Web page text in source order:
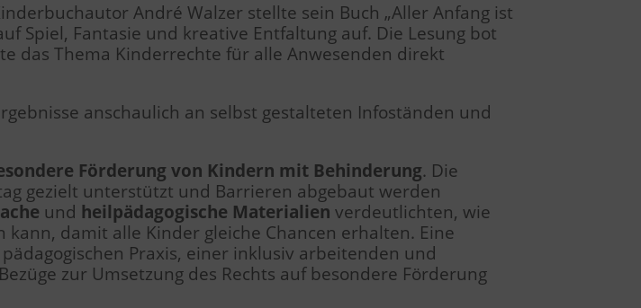
André Walzer stellte sein Buch „Aller Anfang ist
Spiel, Fantasie und kreative Entfaltung auf. Die Lesung bot
das Thema Kinderrechte für alle Anwesenden direkt
anschaulich an selbst gestalteten Infoständen und
Förderung von Kindern mit Behinderung. Die
gezielt unterstützt und Barrieren abgebaut werden
und heilpädagogische Materialien verdeutlichten, wie
damit alle Kinder gleiche Chancen erhalten. Eine
Praxis, einer inklusiv arbeitenden und
zur Umsetzung des Rechts auf besondere Förderung